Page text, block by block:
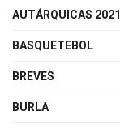
AUTÁRQUICAS 2021
BASQUETEBOL
BREVES
BURLA